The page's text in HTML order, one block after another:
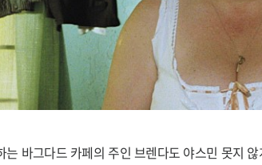
는 바그다드 카페의 주인 브렌다도 야스민 못지